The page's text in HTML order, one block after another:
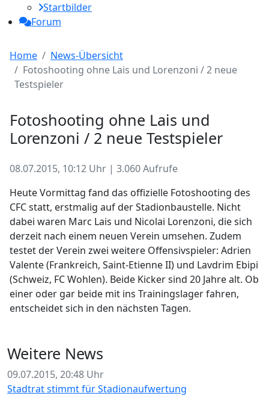
Startbilder
Forum
Home
News-Übersicht
Fotoshooting ohne Lais und Lorenzoni / 2 neue
Testspieler
Fotoshooting ohne Lais und
Lorenzoni / 2 neue Testspieler
08.07.2015, 10:12 Uhr | 3.060 Aufrufe
Heute Vormittag fand das offizielle Fotoshooting des
CFC statt, erstmalig auf der Stadionbaustelle. Nicht
dabei waren Marc Lais und Nicolai Lorenzoni, die sich
derzeit nach einem neuen Verein umsehen. Zudem
testet der Verein zwei weitere Offensivspieler: Adrien
Valente (Frankreich, Saint-Etienne II) und Lavdrim Ebipi
(Schweiz, FC Wohlen). Beide Kicker sind 20 Jahre alt. Ob
einer oder gar beide mit ins Trainingslager fahren,
entscheidet sich in den nächsten Tagen.
Weitere News
09.07.2015, 20:48 Uhr
Stadtrat stimmt für Stadionaufwertung